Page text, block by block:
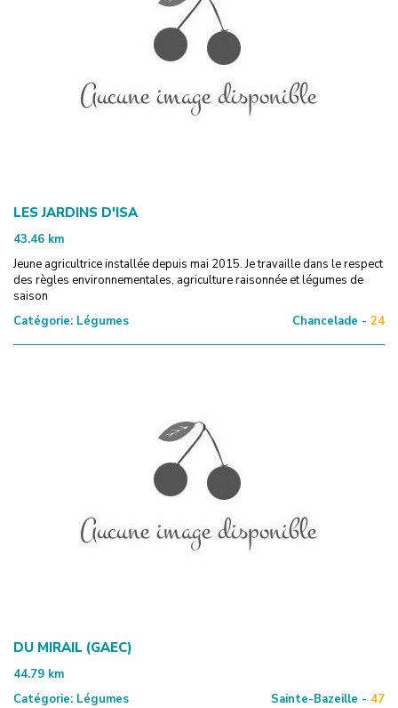
LES JARDINS D'ISA
43.46 km
Jeune agricultrice installée depuis mai 2015. Je travaille dans le respect
des règles environnementales, agriculture raisonnée et légumes de
saison
Catégorie: Légumes Chancelade - 24
DU MIRAIL (GAEC)
44.79 km
Catégorie: Légumes Sainte-Bazeille - 47